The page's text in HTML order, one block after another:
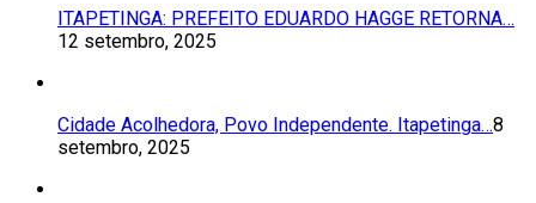
ITAPETINGA: PREFEITO EDUARDO HAGGE RETORNA…
12 setembro, 2025
Cidade Acolhedora, Povo Independente. Itapetinga…8
setembro, 2025